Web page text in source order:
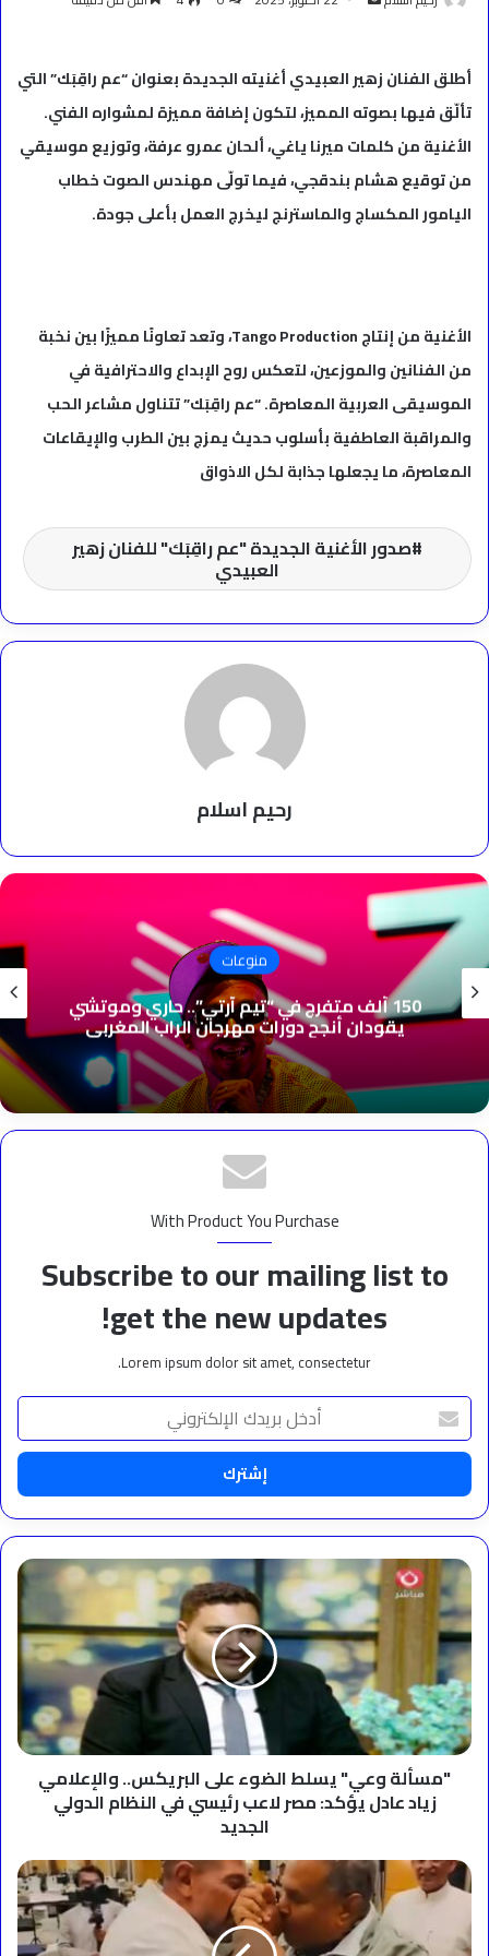
أطلق الفنان زهير العبيدي أغنيته الجديدة بعنوان “عم راقِبَك” التي
تألّق فيها بصوته المميز، لتكون إضافة مميزة لمشواره الفني.
الأغنية من كلمات ميرنا ياغي، ألحان عمرو عرفة، وتوزيع موسيقي
من توقيع هشام بندقجي، فيما تولّى مهندس الصوت خطاب
اليامور المكساج والماسترنج ليخرج العمل بأعلى جودة.
الأغنية من إنتاج Tango Production، وتعد تعاونًا مميزًا بين نخبة
من الفنانين والموزعين، لتعكس روح الإبداع والاحترافية في
الموسيقى العربية المعاصرة. “عم راقِبَك” تتناول مشاعر الحب
والمراقبة العاطفية بأسلوب حديث يمزج بين الطرب والإيقاعات
المعاصرة، ما يجعلها جذابة لكل الاذواق
صدور الأغنية الجديدة "عم راقِبَك" للفنان زهير
العبيدي
رحيم اسلام
منوعات
150 ألف متفرج في “تيم آرتي”.. حاري وموتشي
يقودان أنجح دورات مهرجان الراب المغربي
With Product You Purchase
Subscribe to our mailing list to
get the new updates!
Lorem ipsum dolor sit amet, consectetur.
أدخل
بريدك
الإلكتروني
"مسألة
وعي"
يسلط
الضوء
على
البريكس..
والإعلامي
زياد
عادل
يؤكد:
في
النظام
الدولي
الجديد
"مسألة وعي" يسلط الضوء على البريكس.. والإعلامي
زياد عادل يؤكد: مصر لاعب رئيسي في النظام الدولي
الجديد
فنان
العرب
محمد
عبده